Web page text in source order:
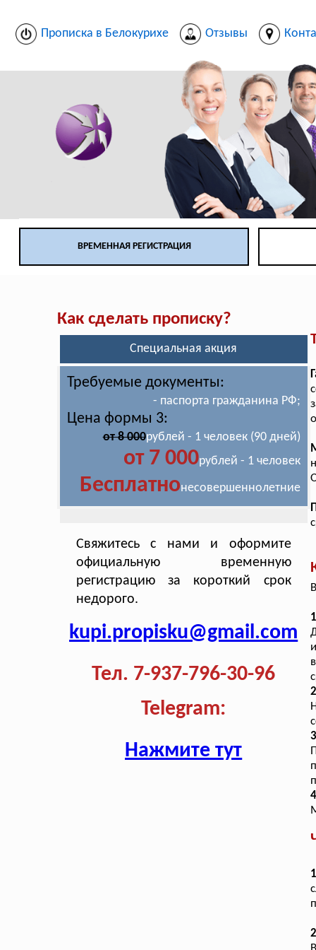
Прописка в Белокурихе Отзывы
ВРЕМЕННАЯ РЕГИСТРАЦИЯ
Как сделать прописку?
Специальная акция
Требуемые документы:
- паспорта гражданина РФ;
Цена формы 3:
от 8 000рублей - 1 человек (90 дней)
от 7 000рублей - 1 человек
Бесплатнонесовершеннолетние
Свяжитесь с нами и оформите
официальную временную
регистрацию за короткий срок
недорого.
kupi.propisku@gmail.com
Тел. 7-937-796-30-96
Telegram:
Нажмите тут